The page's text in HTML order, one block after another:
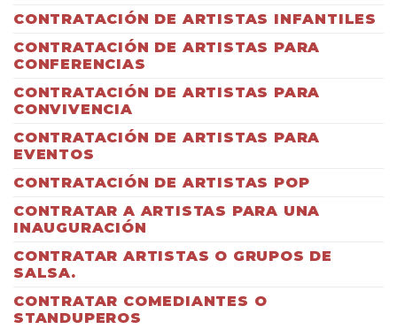
CONTRATACIÓN DE ARTISTAS INFANTILES
CONTRATACIÓN DE ARTISTAS PARA
CONFERENCIAS
CONTRATACIÓN DE ARTISTAS PARA
CONVIVENCIA
CONTRATACIÓN DE ARTISTAS PARA
EVENTOS
CONTRATACIÓN DE ARTISTAS POP
CONTRATAR A ARTISTAS PARA UNA
INAUGURACIÓN
CONTRATAR ARTISTAS O GRUPOS DE
SALSA.
CONTRATAR COMEDIANTES O
STANDUPEROS